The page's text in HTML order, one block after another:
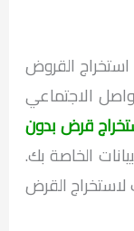
القروض
الاجتماعي
قرض بدون
الخاصة بك.
القرض